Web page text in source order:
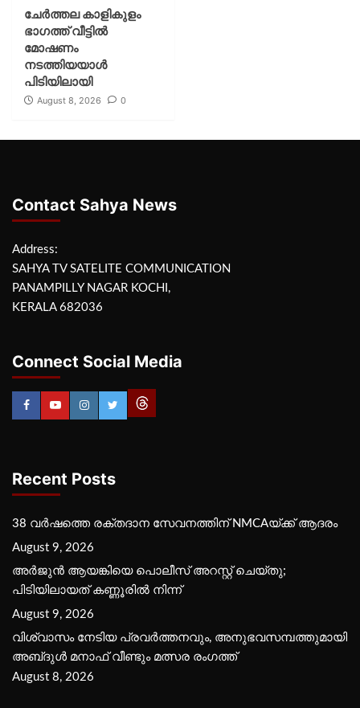
ചേർത്തല കാളികുളം
ഭാഗത്ത് വീട്ടിൽ
മോഷണം
നടത്തിയയാൾ
പിടിയിലായി
August 8, 2026 0
Contact Sahya News
Address:
SAHYA TV SATELITE COMMUNICATION
PANAMPILLY NAGAR KOCHI,
KERALA 682036
Connect Social Media
Recent Posts
38 വർഷത്തെ രക്തദാന സേവനത്തിന് NMCAയ്ക്ക് ആദരം
August 9, 2026
അർജുൻ ആയങ്കിയെ പൊലീസ് അറസ്റ്റ് ചെയ്‌തു;
പിടിയിലായത് കണ്ണൂരിൽ നിന്ന്
August 9, 2026
വിശ്വാസം നേടിയ പ്രവർത്തനവും, അനുഭവസമ്പത്തുമായി
അബ്‌ദുൾ മനാഫ് വീണ്ടും മത്സര രംഗത്ത്
August 8, 2026